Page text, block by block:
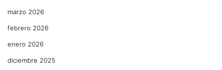
marzo 2026
febrero 2026
enero 2026
diciembre 2025